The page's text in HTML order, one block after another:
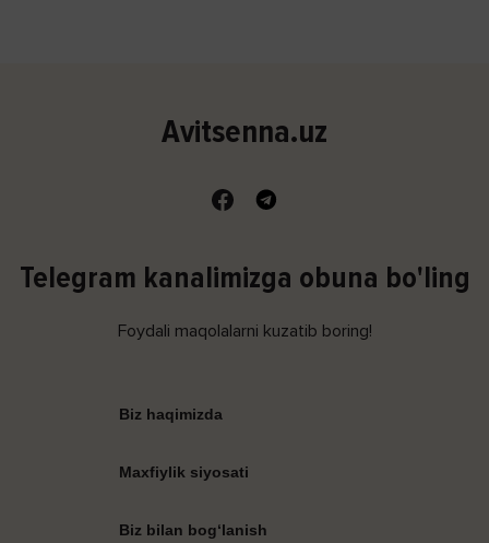
Avitsenna.uz
Telegram kanalimizga obuna bo'ling
Foydali maqolalarni kuzatib boring!
Biz haqimizda
Maxfiylik siyosati
Biz bilan bog‘lanish